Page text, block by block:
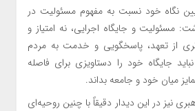
نگاه خود نسبت به مفهوم مسئولیت در
مسئولیت و جایگاه اجرایی، نه امتیاز و
از تعهد، پاسخگویی و خدمت به مردم
جایگاه خود را دستاویزی برای فاصله
میان خود و جامعه بداند.
نیز در این دیدار دقیقاً با چنین روحیه‌ای